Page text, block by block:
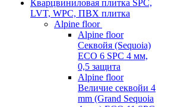
Кварцвиниловая плитка SPC,
LVT, WPC, ПВХ плитка
Alpine floor
Alpine floor
Секвойя (Sequoia)
ECO 6 SPC 4 мм,
0,5 защита
Alpine floor
Величие секвойи 4
mm (Grand Sequoia